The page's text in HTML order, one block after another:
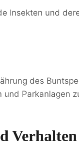
Insekten und
des
und Parkanlagen
Verhalten